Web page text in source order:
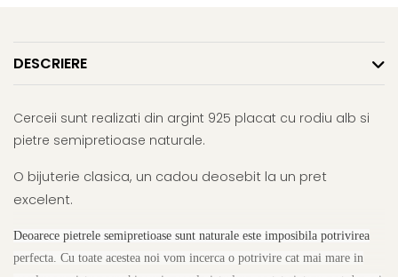
DESCRIERE
Cerceii sunt realizati din argint 925 placat cu rodiu alb si
pietre semipretioase naturale.
O bijuterie clasica, un cadou deosebit la un pret
excelent.
Deoarece pietrele semipretioase sunt naturale este imposibila potrivirea
perfecta. Cu toate acestea noi vom incerca o potrivire cat mai mare in